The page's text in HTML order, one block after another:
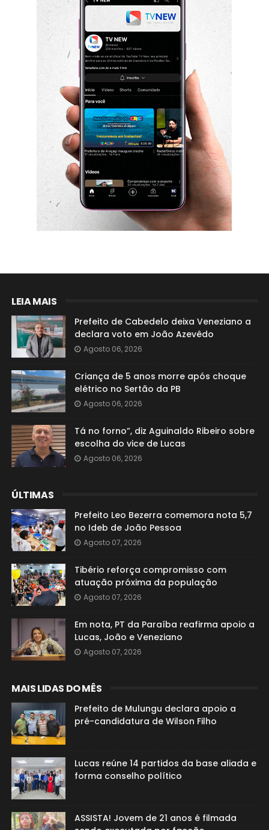
LEIA MAIS
Prefeito de Cabedelo deixa Veneziano a
declara voto em João Azevêdo
Agosto 06, 2026
Criança de 5 anos morre após choque
elétrico no Sertão da PB
Agosto 06, 2026
Tá no forno”, diz Aguinaldo Ribeiro sobre
escolha do vice de Lucas
Agosto 06, 2026
ÚLTIMAS
Prefeito Leo Bezerra comemora nota 5,7
no Ideb de João Pessoa
Agosto 07, 2026
Tibério reforça compromisso com
atuação próxima da população
Agosto 07, 2026
Em nota, PT da Paraíba reafirma apoio a
Lucas, João e Veneziano
Agosto 07, 2026
MAIS LIDAS DO MÊS
Prefeito de Mulungu declara apoio a
pré-candidatura de Wilson Filho
Lucas reúne 14 partidos da base aliada e
forma conselho político
ASSISTA! Jovem de 21 anos é filmada